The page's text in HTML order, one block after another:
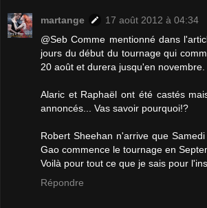
martange
17 août 2012 à 04:34
@Seb Comme mentionné dans
jours du début du tournage qui
20 août et durera jusqu'en novembre.
Alaric et Raphaël ont été castés
annoncés... Vas savoir pourquoi!?
Robert Sheehan n'arrive que
Gao commence le tournage en
Voilà pour tout ce que je sais pour
Répondre